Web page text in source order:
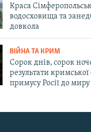
Краса
водосховища та
довкола
ВІЙНА ТА КРИМ
Сорок днів, сорок
результати кримської
примусу Росії до миру